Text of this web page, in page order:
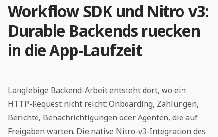
Workflow SDK und Nitro v3:
Durable Backends ruecken
in die App-Laufzeit
Langlebige Backend-Arbeit entsteht dort, wo ein
HTTP-Request nicht reicht: Onboarding, Zahlungen,
Berichte, Benachrichtigungen oder Agenten, die auf
Freigaben warten. Die native Nitro-v3-Integration des